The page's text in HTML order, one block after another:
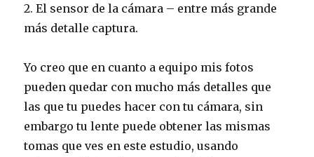
2. El sensor de la cámara – entre más grande
más detalle captura.
Yo creo que en cuanto a equipo mis fotos
pueden quedar con mucho más detalles que
las que tu puedes hacer con tu cámara, sin
embargo tu lente puede obtener las mismas
tomas que ves en este estudio, usando